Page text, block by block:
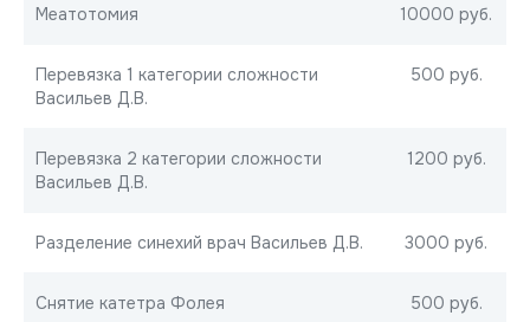
Меатотомия 10000 руб.
Перевязка 1 категории сложности
Васильев Д.В.
500 руб.
Перевязка 2 категории сложности
Васильев Д.В.
1200 руб.
Разделение синехий врач Васильев Д.В. 3000 руб.
Снятие катетра Фолея 500 руб.